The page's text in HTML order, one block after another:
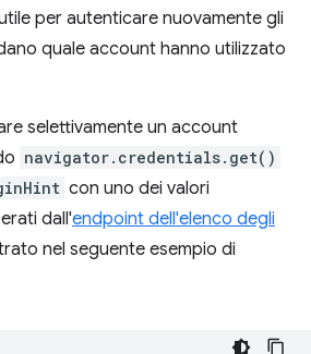
per autenticare nuovamente gli
quale account hanno utilizzato
selettivamente un account
navigator.credentials.get()
con uno dei valori
dall'endpoint dell'elenco degli
nel seguente esempio di